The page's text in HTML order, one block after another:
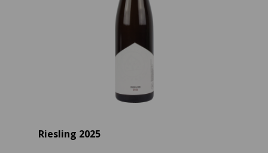
Riesling 2025